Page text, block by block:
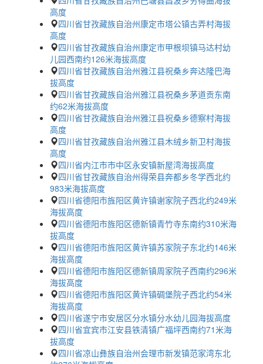
高度
四川省甘孜藏族自治州康定市塔公镇古弄村海拔
高度
四川省甘孜藏族自治州康定市甲根坝镇马达村幼
儿园西南约126米海拔高度
四川省甘孜藏族自治州雅江县祝桑乡奔达隆巴海
拔高度
四川省甘孜藏族自治州雅江县祝桑乡茅道贡东南
约62米海拔高度
四川省甘孜藏族自治州雅江县祝桑乡德察村海拔
高度
四川省甘孜藏族自治州雅江县木绒乡新卫村海拔
高度
四川省内江市市中区永安镇新屋湾海拔高度
四川省甘孜藏族自治州得荣县奔都乡冬学西北约
983米海拔高度
四川省德阳市旌阳区黄许镇谢家院子西北约249米
海拔高度
四川省德阳市旌阳区德新镇青竹寺东南约310米海
拔高度
四川省德阳市旌阳区黄许镇苏家院子东北约146米
海拔高度
四川省德阳市旌阳区德新镇周家院子西南约296米
海拔高度
四川省德阳市旌阳区黄许镇碉堡院子西北约54米
海拔高度
四川省遂宁市安居区分水镇分水幼儿园海拔高度
四川省宜宾市江安县铁清镇广福坪西南约71米海
拔高度
四川省凉山彝族自治州会理市新发镇范家湾东北